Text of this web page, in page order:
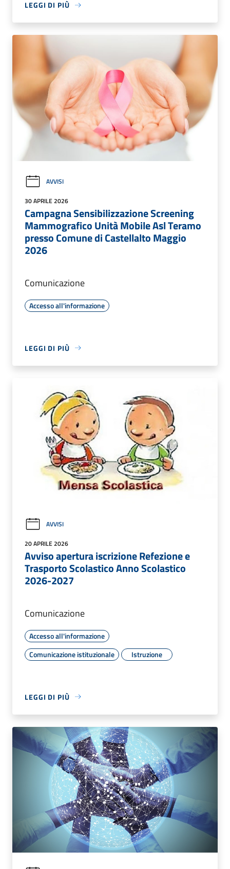
LEGGI DI PIÙ
AVVISI
30 APRILE 2026
Campagna Sensibilizzazione Screening
Mammografico Unità Mobile Asl Teramo
presso Comune di Castellalto Maggio
2026
Comunicazione
Accesso all'informazione
LEGGI DI PIÙ
AVVISI
20 APRILE 2026
Avviso apertura iscrizione Refezione e
Trasporto Scolastico Anno Scolastico
2026-2027
Comunicazione
Accesso all'informazione
Comunicazione istituzionale
Istruzione
LEGGI DI PIÙ